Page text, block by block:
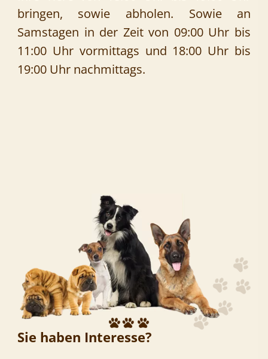
bringen, sowie abholen. Sowie an
Samstagen in der Zeit von 09:00 Uhr bis
11:00 Uhr vormittags und 18:00 Uhr bis
19:00 Uhr nachmittags.
Sie haben Interesse?